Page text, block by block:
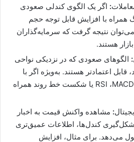
: اگر یک الگوی کندلی صعودی
همراه با افزایش قابل توجه حجم
نتیجه گرفت که سرمایه‌گذاران
هستند.
: الگوهای صعودی که در نزدیکی نواحی
اعتمادتر هستند. به‌ویژه اگر با
سایر شاخص‌ها مانند RSI ،MACD یا شکست خط روند همراه
: مشاهده واکنش قیمت به اخبار
شکل‌گیری کندل‌ها، اطلاعات عمیق‌تری
می‌دهد. برای مثال، افزایش